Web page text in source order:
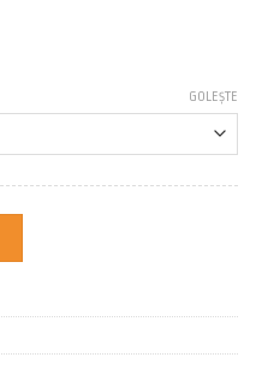
GOLEȘTE